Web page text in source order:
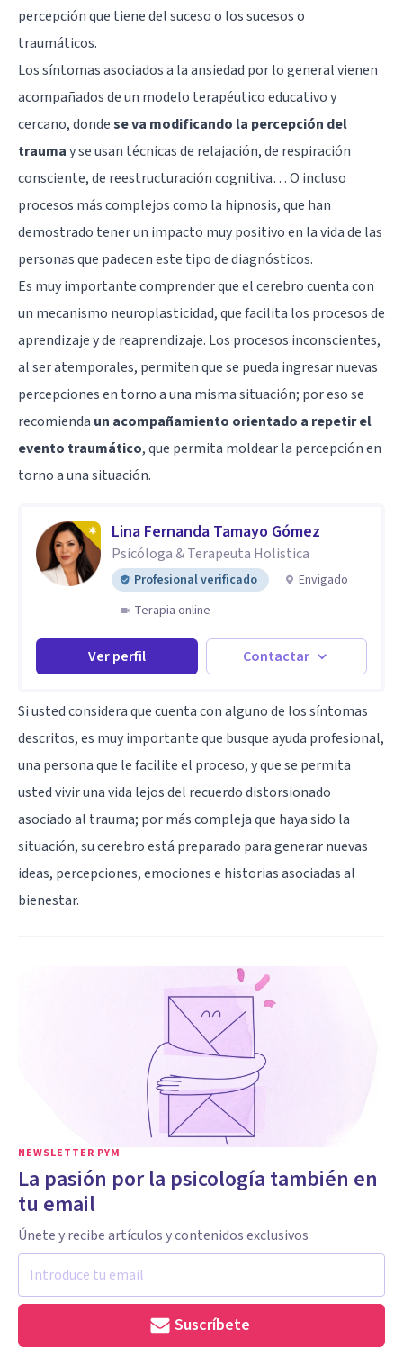
percepción que tiene del suceso o los sucesos o
traumáticos.
Los síntomas asociados a la ansiedad por lo general vienen
acompañados de un modelo terapéutico educativo y
cercano, dondese va modificando la percepción del
traumay se usan técnicas de relajación, de respiración
consciente, de reestructuración cognitiva… O incluso
procesos más complejos como la hipnosis, que han
demostrado tener un impacto muy positivo en la vida de las
personas que padecen este tipo de diagnósticos.
Es muy importante comprender que el cerebro cuenta con
un mecanismo neuroplasticidad, que facilita los procesos de
aprendizaje y de reaprendizaje. Los procesos inconscientes,
al ser atemporales, permiten que se pueda ingresar nuevas
percepciones en torno a una misma situación; por eso se
recomienda un acompañamiento orientado a repetir el
evento traumático, que permita moldear la percepción en
torno a una situación.
Lina Fernanda Tamayo Gómez
Psicóloga & Terapeuta Holistica
Profesional verificado
Envigado
Terapia online
Ver perfil Contactar
Si usted considera que cuenta con alguno de los síntomas
descritos, es muy importante que busque ayuda profesional,
una persona que le facilite el proceso, y que se permita
usted vivir una vida lejos del recuerdo distorsionado
asociado al trauma; por más compleja que haya sido la
situación, su cerebro está preparado para generar nuevas
ideas, percepciones, emociones e historias asociadas al
bienestar.
NEWSLETTER PYM
La pasión por la psicología también en
tu email
Únete y recibe artículos y contenidos exclusivos
Suscríbete